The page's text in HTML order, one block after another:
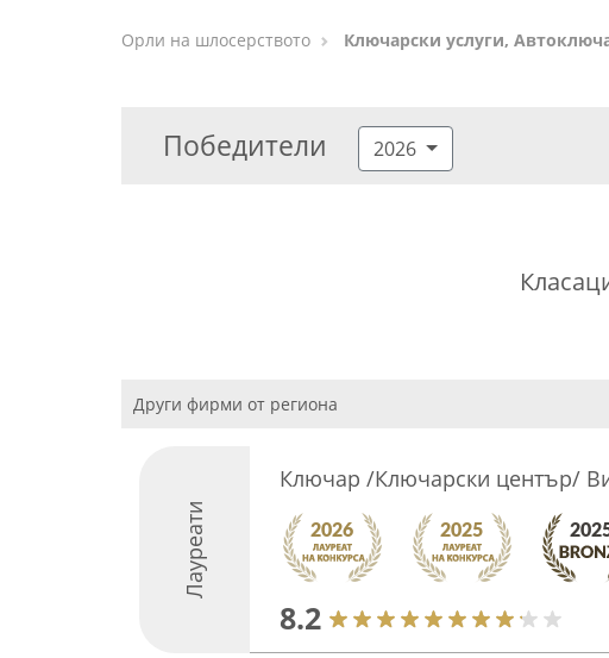
Орли на шлосерството Ключарски услуги,
Победители 2026
Други фирми от региона
Лауреати
Ключар /Ключарски център/
8.2